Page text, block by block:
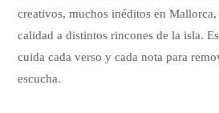
creativos, muchos inéditos en
calidad a distintos rincones de la isla.
cuida cada verso y cada nota para
escucha.